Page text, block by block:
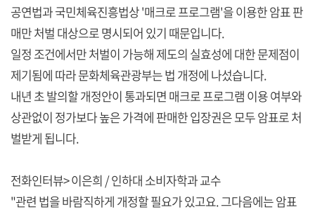
공연법과 국민체육진흥법상 '매크로 프로그램'을 이용한 암표 판
매만 처벌 대상으로 명시되어 있기 때문입니다.
일정 조건에서만 처벌이 가능해 제도의 실효성에 대한 문제점이
제기됨에 따라 문화체육관광부는 법 개정에 나섰습니다.
내년 초 발의할 개정안이 통과되면 매크로 프로그램 이용 여부와
상관없이 정가보다 높은 가격에 판매한 입장권은 모두 암표로 처
벌받게 됩니다.
전화인터뷰> 이은희 / 인하대 소비자학과 교수
"관련 법을 바람직하게 개정할 필요가 있고요. 그다음에는 암표